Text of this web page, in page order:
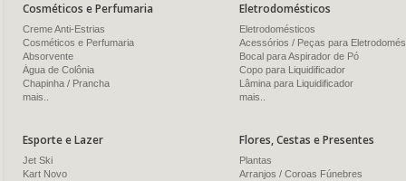
Cosméticos e Perfumaria
Creme Anti-Estrias
Cosméticos e Perfumaria
Absorvente
Água de Colônia
Chapinha / Prancha
mais..
Eletrodomésticos
Eletrodomésticos
Acessórios / Peças para
Bocal para Aspirador de Pó
Copo para Liquidificador
Lâmina para Liquidificador
mais..
Esporte e Lazer
Jet Ski
Kart Novo
Flores, Cestas e Presentes
Plantas
Arranjos / Coroas Fúnebres